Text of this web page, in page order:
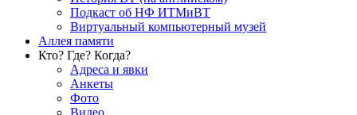
Подкаст об НФ ИТМиВТ
Виртуальный компьютерный музей
Аллея памяти
Кто? Где? Когда?
Адреса и явки
Анкеты
Фото
Видео